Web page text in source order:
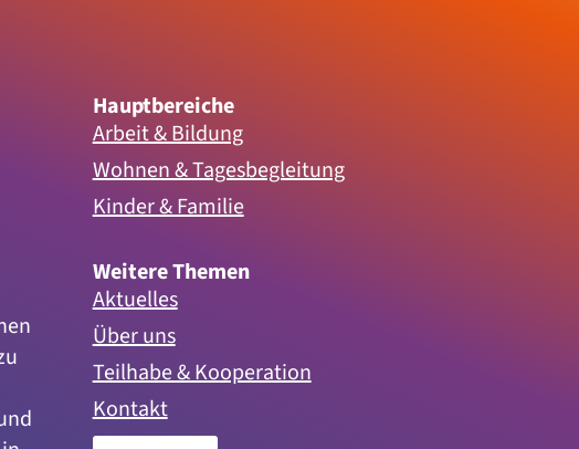
Hauptbereiche
Arbeit & Bildung
Wohnen & Tagesbegleitung
Kinder & Familie
Weitere Themen
Aktuelles
Über uns
Teilhabe & Kooperation
Kontakt